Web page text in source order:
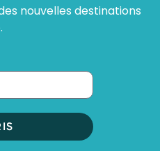
nouvelles destinations